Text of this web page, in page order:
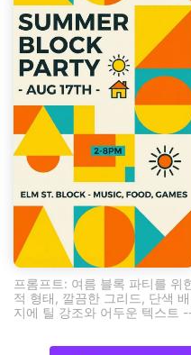
프롬프트: 여름 블록 파티를 위
적 형태, 깔끔한 그리드, 단색
지에 틸 강조와 어두운 텍스트